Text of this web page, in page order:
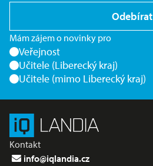
Odebírat
Mám zájem o novinky pro
Veřejnost
Učitele (Liberecký kraj)
Učitele (mimo Liberecký kraj)
Kontakt
info@iqlandia.cz